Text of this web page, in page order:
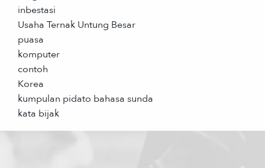
inbestasi
Usaha Ternak Untung Besar
puasa
komputer
contoh
Korea
kumpulan pidato bahasa sunda
kata bijak